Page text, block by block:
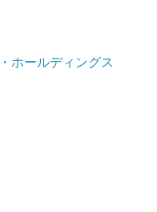
ホールディングス